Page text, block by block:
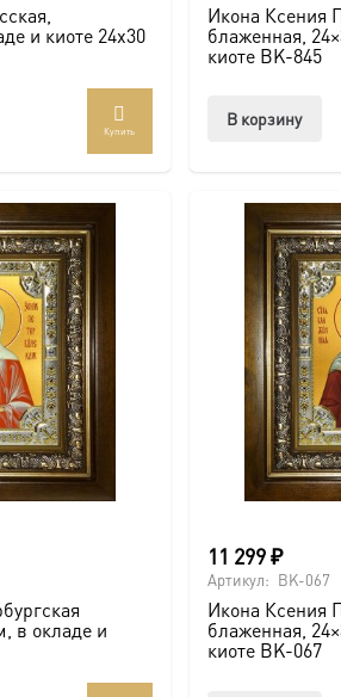
и киоте 24х30
Купить
Икона Ксения
блаженная,
киоте BK-845
В корзину
в окладе и
11 299₽
Артикул: BK-067
Икона Ксения
блаженная,
киоте BK-067